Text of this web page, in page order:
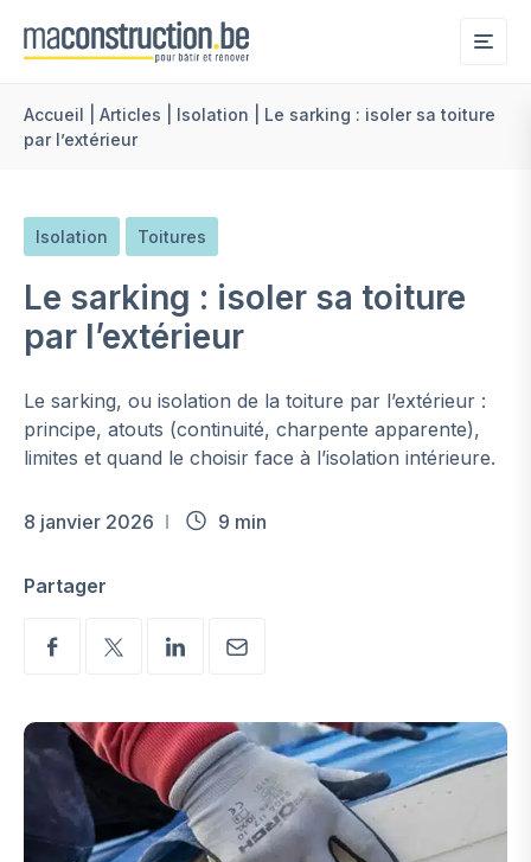
Accueil Articles Isolation
Le sarking : isoler sa toiture
par l’extérieur
Isolation Toitures
Le sarking : isoler sa toiture
par l’extérieur
Le sarking, ou isolation de la toiture par l’extérieur :
principe, atouts (continuité, charpente apparente),
limites et quand le choisir face à l’isolation intérieure.
8 janvier 2026 9 min
Partager